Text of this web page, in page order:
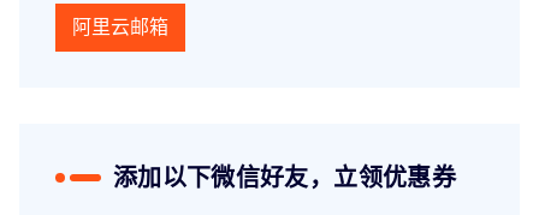
阿里云邮箱
添加以下微信好友，立领优惠券